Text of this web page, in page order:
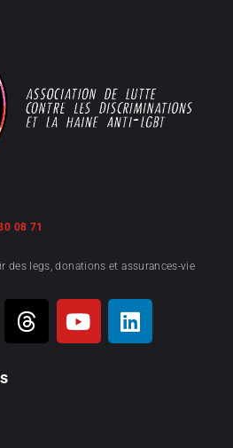
08 71
des legs, donations et assurances-vie